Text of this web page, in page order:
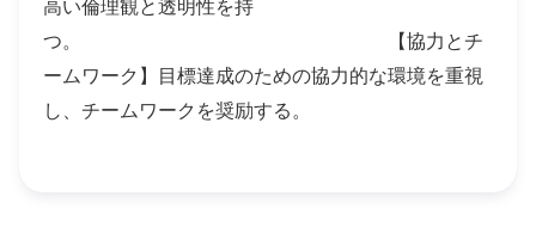
高い倫理観と透明性を持
つ。 【協力とチ
ームワーク】目標達成のための協力的な環境を重視
し、チームワークを奨励する。